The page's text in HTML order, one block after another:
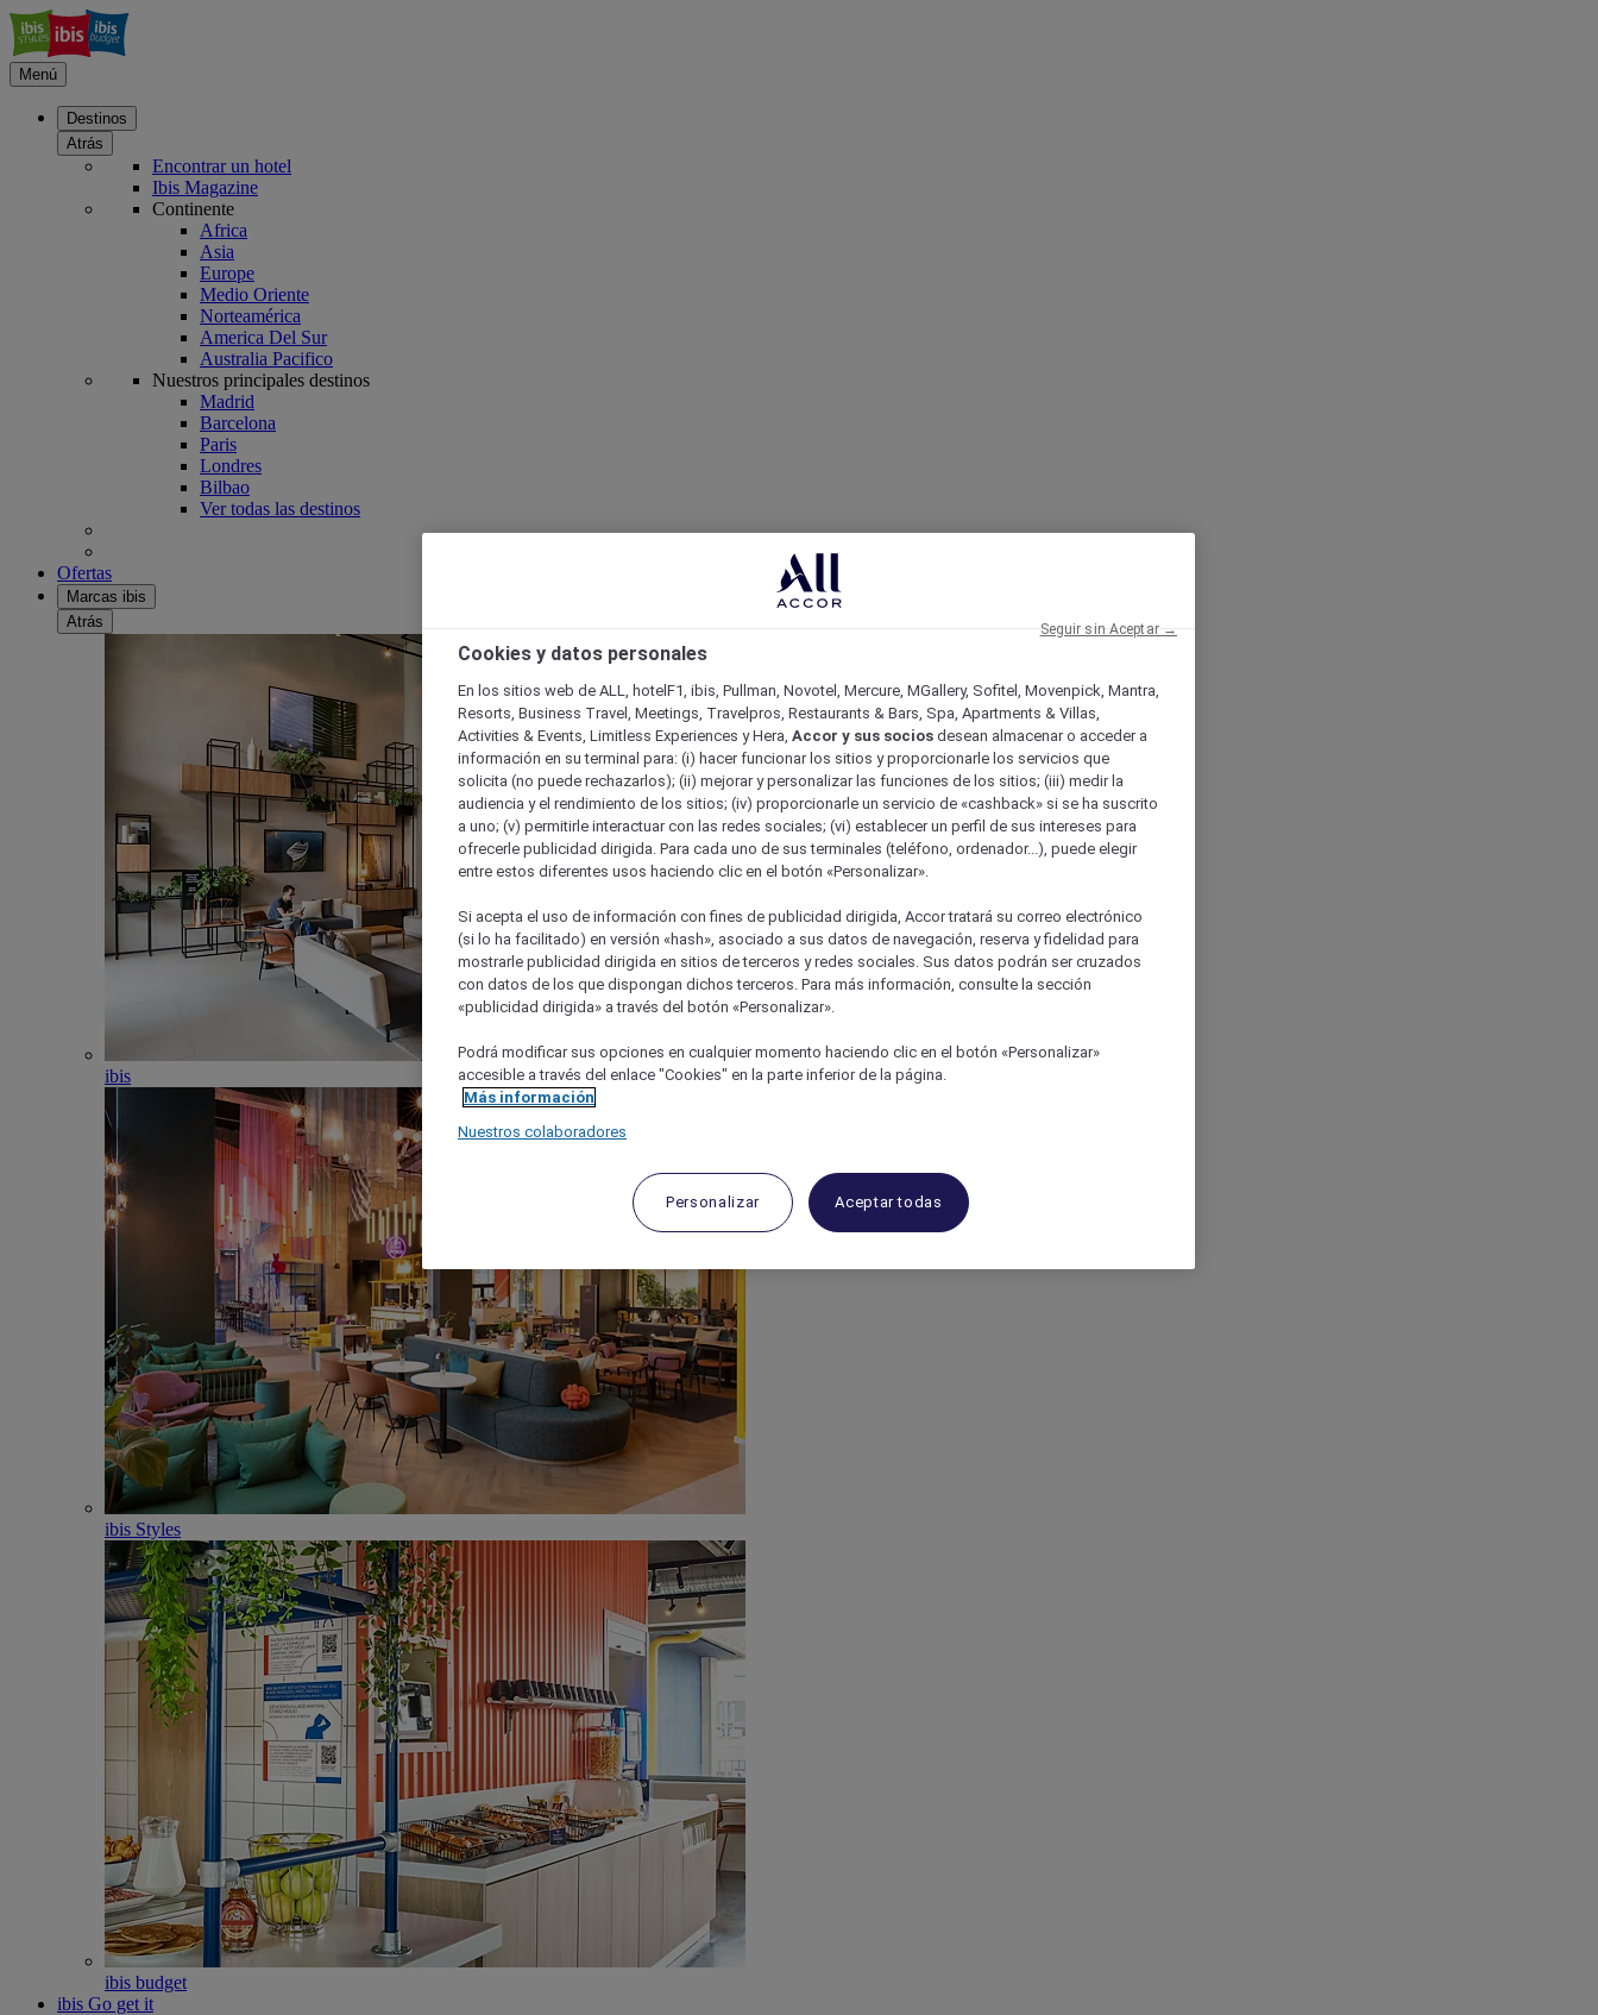
Menú
Destinos
Atrás
Encontrar un hotel
Ibis Magazine
Continente
Africa
Asia
Europe
Medio Oriente
Norteamérica
America Del Sur
Australia Pacifico
Nuestros principales destinos
Madrid
Barcelona
Paris
Londres
Bilbao
Ver todas las destinos
Ofertas
Marcas ibis
Atrás
ibis
ibis Styles
ibis budget
ibis Go get it
Cookies y datos personales
En los sitios web de ALL, hotelF1, ibis, Pullman, Novotel, Mercure, MGallery, Sofitel, Movenpick, Mantra,
Resorts, Business Travel, Meetings, Travelpros, Restaurants & Bars, Spa, Apartments & Villas,
Activities & Events, Limitless Experiences y Hera, Accor y sus socios desean almacenar o acceder a
información en su terminal para: (i) hacer funcionar los sitios y proporcionarle los servicios que
solicita (no puede rechazarlos); (ii) mejorar y personalizar las funciones de los sitios; (iii) medir la
audiencia y el rendimiento de los sitios; (iv) proporcionarle un servicio de «cashback» si se ha suscrito
a uno; (v) permitirle interactuar con las redes sociales; (vi) establecer un perfil de sus intereses para
ofrecerle publicidad dirigida. Para cada uno de sus terminales (teléfono, ordenador...), puede elegir
entre estos diferentes usos haciendo clic en el botón «Personalizar».
Si acepta el uso de información con fines de publicidad dirigida, Accor tratará su correo electrónico
(si lo ha facilitado) en versión «hash», asociado a sus datos de navegación, reserva y fidelidad para
mostrarle publicidad dirigida en sitios de terceros y redes sociales. Sus datos podrán ser cruzados
con datos de los que dispongan dichos terceros. Para más información, consulte la sección
«publicidad dirigida» a través del botón «Personalizar».
Podrá modificar sus opciones en cualquier momento haciendo clic en el botón «Personalizar»
accesible a través del enlace "Cookies" en la parte inferior de la página.
Más información
Nuestros colaboradores
Personalizar Aceptar todas
Seguir sin Aceptar →